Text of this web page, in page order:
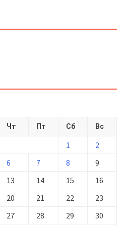
Чт Пт Сб Вс
1
2
6 7 8
9
13 14 15
16
20 21 22
23
27 28 29
30